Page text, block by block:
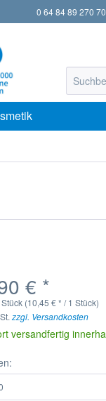
0 64 84 89 270 70
€ *
(10,45 € * / 1 Stück)
zzgl. Versandkosten
versandfertig